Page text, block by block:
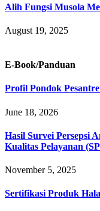
Alih Fungsi Musola
August 19, 2025
E-Book/Panduan
Profil Pondok
June 18, 2026
Hasil Survei Persepsi
Kualitas Pelayanan
November 5, 2025
Sertifikasi Produk